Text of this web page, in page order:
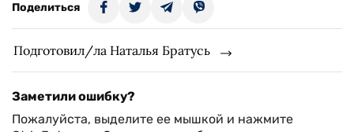
Поделиться
Подготовил/ла Наталья Братусь
Заметили ошибку?
Пожалуйста, выделите ее мышкой и нажмите